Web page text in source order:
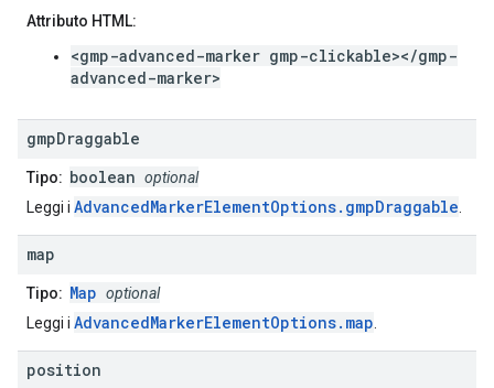
Attributo HTML:
<gmp-advanced-marker gmp-clickable></gmp-
advanced-marker>
gmpDraggable
Tipo: boolean optional
Leggi i AdvancedMarkerElementOptions.gmpDraggable.
map
Tipo: Map optional
Leggi i AdvancedMarkerElementOptions.map.
position